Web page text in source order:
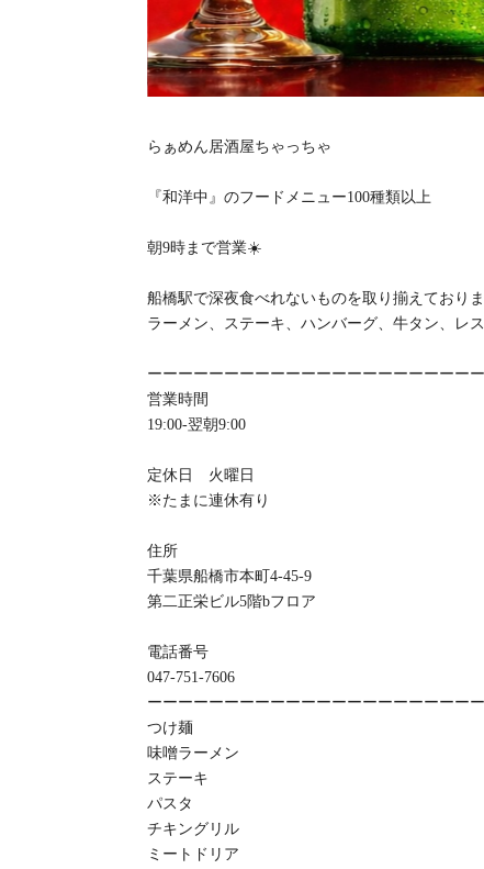
らぁめん居酒屋ちゃっちゃ
『和洋中』のフードメニュー100種類以上
朝9時まで営業☀️
船橋駅で深夜食べれないものを取り揃えておりま
ラーメン、ステーキ、ハンバーグ、牛タン、レ
ーーーーーーーーーーーーーーーーーーーーー
営業時間
19:00-翌朝9:00
定休日 火曜日
※たまに連休有り
住所
千葉県船橋市本町4-45-9
第二正栄ビル5階bフロア
電話番号
047-751-7606
ーーーーーーーーーーーーーーーーーーーーー
つけ麺
味噌ラーメン
ステーキ
パスタ
チキングリル
ミートドリア